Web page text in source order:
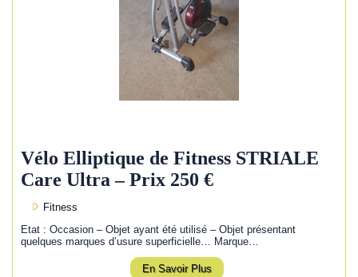
Vélo Elliptique de Fitness STRIALE
Care Ultra – Prix 250 €
Fitness
Etat : Occasion – Objet ayant été utilisé – Objet présentant
quelques marques d’usure superficielle… Marque…
En Savoir Plus